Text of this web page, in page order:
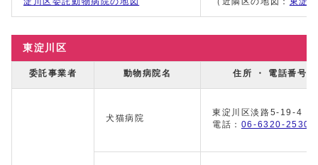
東淀川区
委託事業者 動物病院名 住所 ・ 電話番号
犬猫病院
東淀川区淡路5-19-4
電話： 06-6320-2530